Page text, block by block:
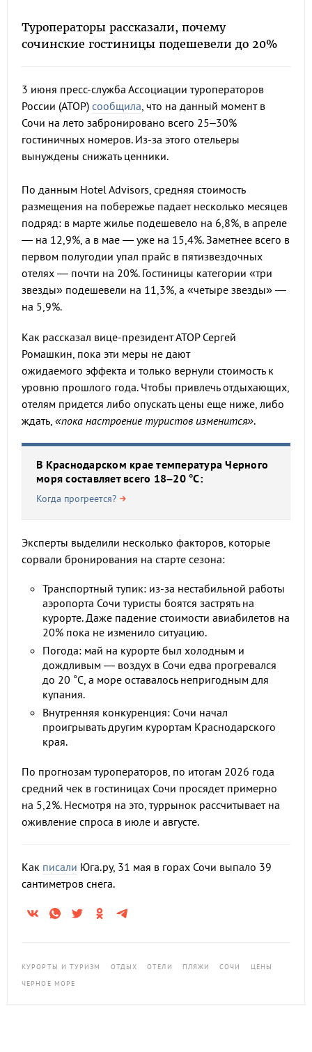
Туроператоры рассказали, почему
сочинские гостиницы подешевели до 20%
3 июня пресс-служба Ассоциации туроператоров
России (АТОР) сообщила, что на данный момент в
Сочи на лето забронировано всего 25–30%
гостиничных номеров. Из-за этого отельеры
вынуждены снижать ценники.
По данным Hotel Advisors, средняя стоимость
размещения на побережье падает несколько месяцев
подряд: в марте жилье подешевело на 6,8%, в апреле
— на 12,9%, а в мае — уже на 15,4%. Заметнее всего в
первом полугодии упал прайс в пятизвездочных
отелях — почти на 20%. Гостиницы категории «три
звезды» подешевели на 11,3%, а «четыре звезды» —
на 5,9%.
Как рассказал вице-президент АТОР Сергей
Ромашкин, пока эти меры не дают
ожидаемого эффекта и только вернули стоимость к
уровню прошлого года. Чтобы привлечь отдыхающих,
отелям придется либо опускать цены еще ниже, либо
ждать, «пока настроение туристов изменится».
В Краснодарском крае температура Черного
моря составляет всего 18–20 °C:
Когда прогреется?
Эксперты выделили несколько факторов, которые
сорвали бронирования на старте сезона:
Транспортный тупик: из-за нестабильной работы
аэропорта Сочи туристы боятся застрять на
курорте. Даже падение стоимости авиабилетов на
20% пока не изменило ситуацию.
Погода: май на курорте был холодным и
дождливым — воздух в Сочи едва прогревался
до 20 °C, а море оставалось непригодным для
купания.
Внутренняя конкуренция: Сочи начал
проигрывать другим курортам Краснодарского
края.
По прогнозам туроператоров, по итогам 2026 года
средний чек в гостиницах Сочи просядет примерно
на 5,2%. Несмотря на это, туррынок рассчитывает на
оживление спроса в июле и августе.
Как писали Юга.ру, 31 мая в горах Сочи выпало 39
сантиметров снега.
КУРОРТЫ И ТУРИЗМ ОТДЫХ ОТЕЛИ ПЛЯЖИ СОЧИ
ЦЕНЫ
ЧЕРНОЕ МОРЕ